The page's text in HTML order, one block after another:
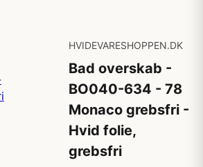
HVIDEVARESHOPPEN.DK
Bad overskab -
BO040-634 - 78
Monaco grebsfri -
Hvid folie,
grebsfri